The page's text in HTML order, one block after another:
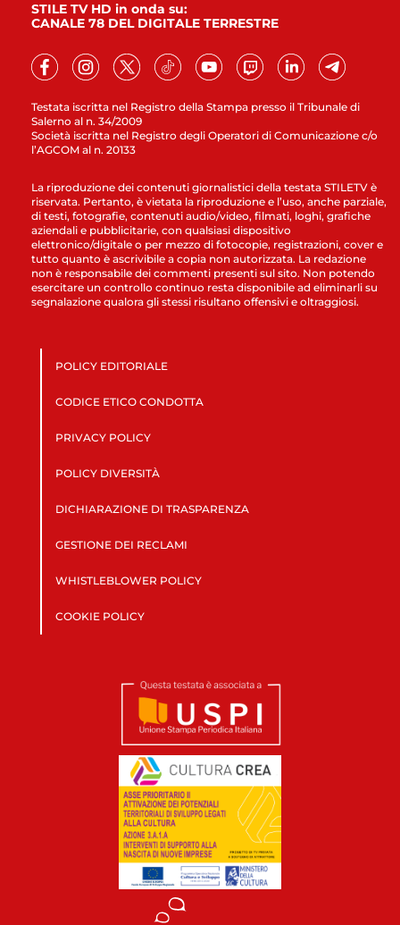
Testata iscritta nel Registro della Stampa presso il Tribunale di
Salerno al n. 34/2009
Società iscritta nel Registro degli Operatori di Comunicazione c/o
l’AGCOM al n. 20133
STILE TV HD in onda su:
CANALE 78 DEL DIGITALE TERRESTRE
La riproduzione dei contenuti giornalistici della testata STILETV è
riservata. Pertanto, è vietata la riproduzione e l’uso, anche parziale,
di testi, fotografie, contenuti audio/video, filmati, loghi, grafiche
aziendali e pubblicitarie, con qualsiasi dispositivo
elettronico/digitale o per mezzo di fotocopie, registrazioni, cover e
tutto quanto è ascrivibile a copia non autorizzata. La redazione
non è responsabile dei commenti presenti sul sito. Non potendo
esercitare un controllo continuo resta disponibile ad eliminarli su
segnalazione qualora gli stessi risultano offensivi e oltraggiosi.
POLICY EDITORIALE
CODICE ETICO CONDOTTA
PRIVACY POLICY
POLICY DIVERSITÀ
DICHIARAZIONE DI TRASPARENZA
GESTIONE DEI RECLAMI
WHISTLEBLOWER POLICY
COOKIE POLICY